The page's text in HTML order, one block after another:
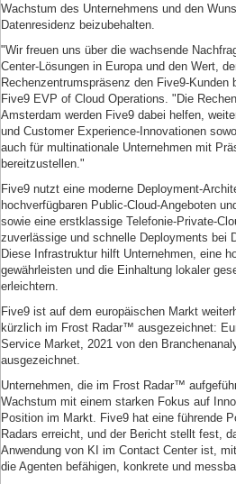
Wachstum des Unternehmens und den
Datenresidenz beizubehalten.
"Wir freuen uns über die wachsende
Center-Lösungen in Europa und den Wert,
Rechenzentrumspräsenz den Five9-
Five9 EVP of Cloud Operations. "Die
Amsterdam werden Five9 dabei helfen,
und Customer Experience-Innovationen
auch für multinationale Unternehmen mit
bereitzustellen."
Five9 nutzt eine moderne Deployment-
hochverfügbaren Public-Cloud-Angeboten
sowie eine erstklassige Telefonie-Private-
zuverlässige und schnelle Deployments bei
Diese Infrastruktur hilft Unternehmen, eine
gewährleisten und die Einhaltung lokaler
erleichtern.
Five9 ist auf dem europäischen Markt
kürzlich im Frost Radar™ ausgezeichnet:
Service Market, 2021 von den
ausgezeichnet.
Unternehmen, die im Frost Radar™
Wachstum mit einem starken Fokus auf
Position im Markt. Five9 hat eine führende
Radars erreicht, und der Bericht stellt fest,
Anwendung von KI im Contact Center ist,
die Agenten befähigen, konkrete und